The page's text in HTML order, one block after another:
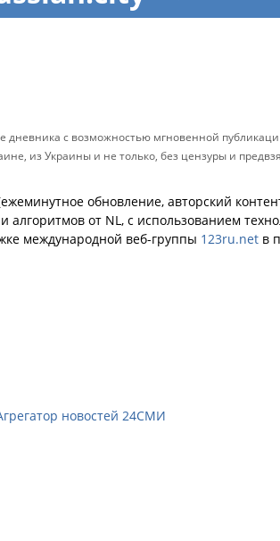
с возможностью мгновенной
из Украины и не только, без цензуры и
обновление, авторский
от NL, с использованием
международной веб-группы 123ru.net в
новостей 24СМИ